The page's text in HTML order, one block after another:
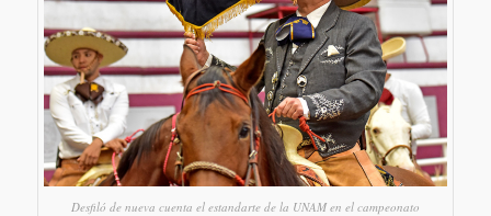
Desfiló de nueva cuenta el estandarte de la UNAM en el campeonato